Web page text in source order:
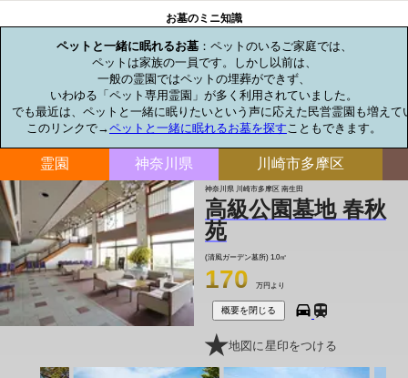
お墓のミニ知識
ペットと一緒に眠れるお墓：ペットのいるご家庭では、
ペットは家族の一員です。しかし以前は、
一般の霊園ではペットの埋葬ができず、
いわゆる「ペット専用霊園」が多く利用されていました。
でも最近は、ペットと一緒に眠りたいという声に応えた民営霊園も増えて
このリンクで→ペットと一緒に眠れるお墓を探す こともできます。
霊園 神奈川県 川崎市多摩区
神奈川県 川崎市多摩区 南生田
高級公園墓地 春秋
苑
(清風ガーデン墓所) 1.0㎡
170 万円より
概要を閉じる
地図に星印をつける